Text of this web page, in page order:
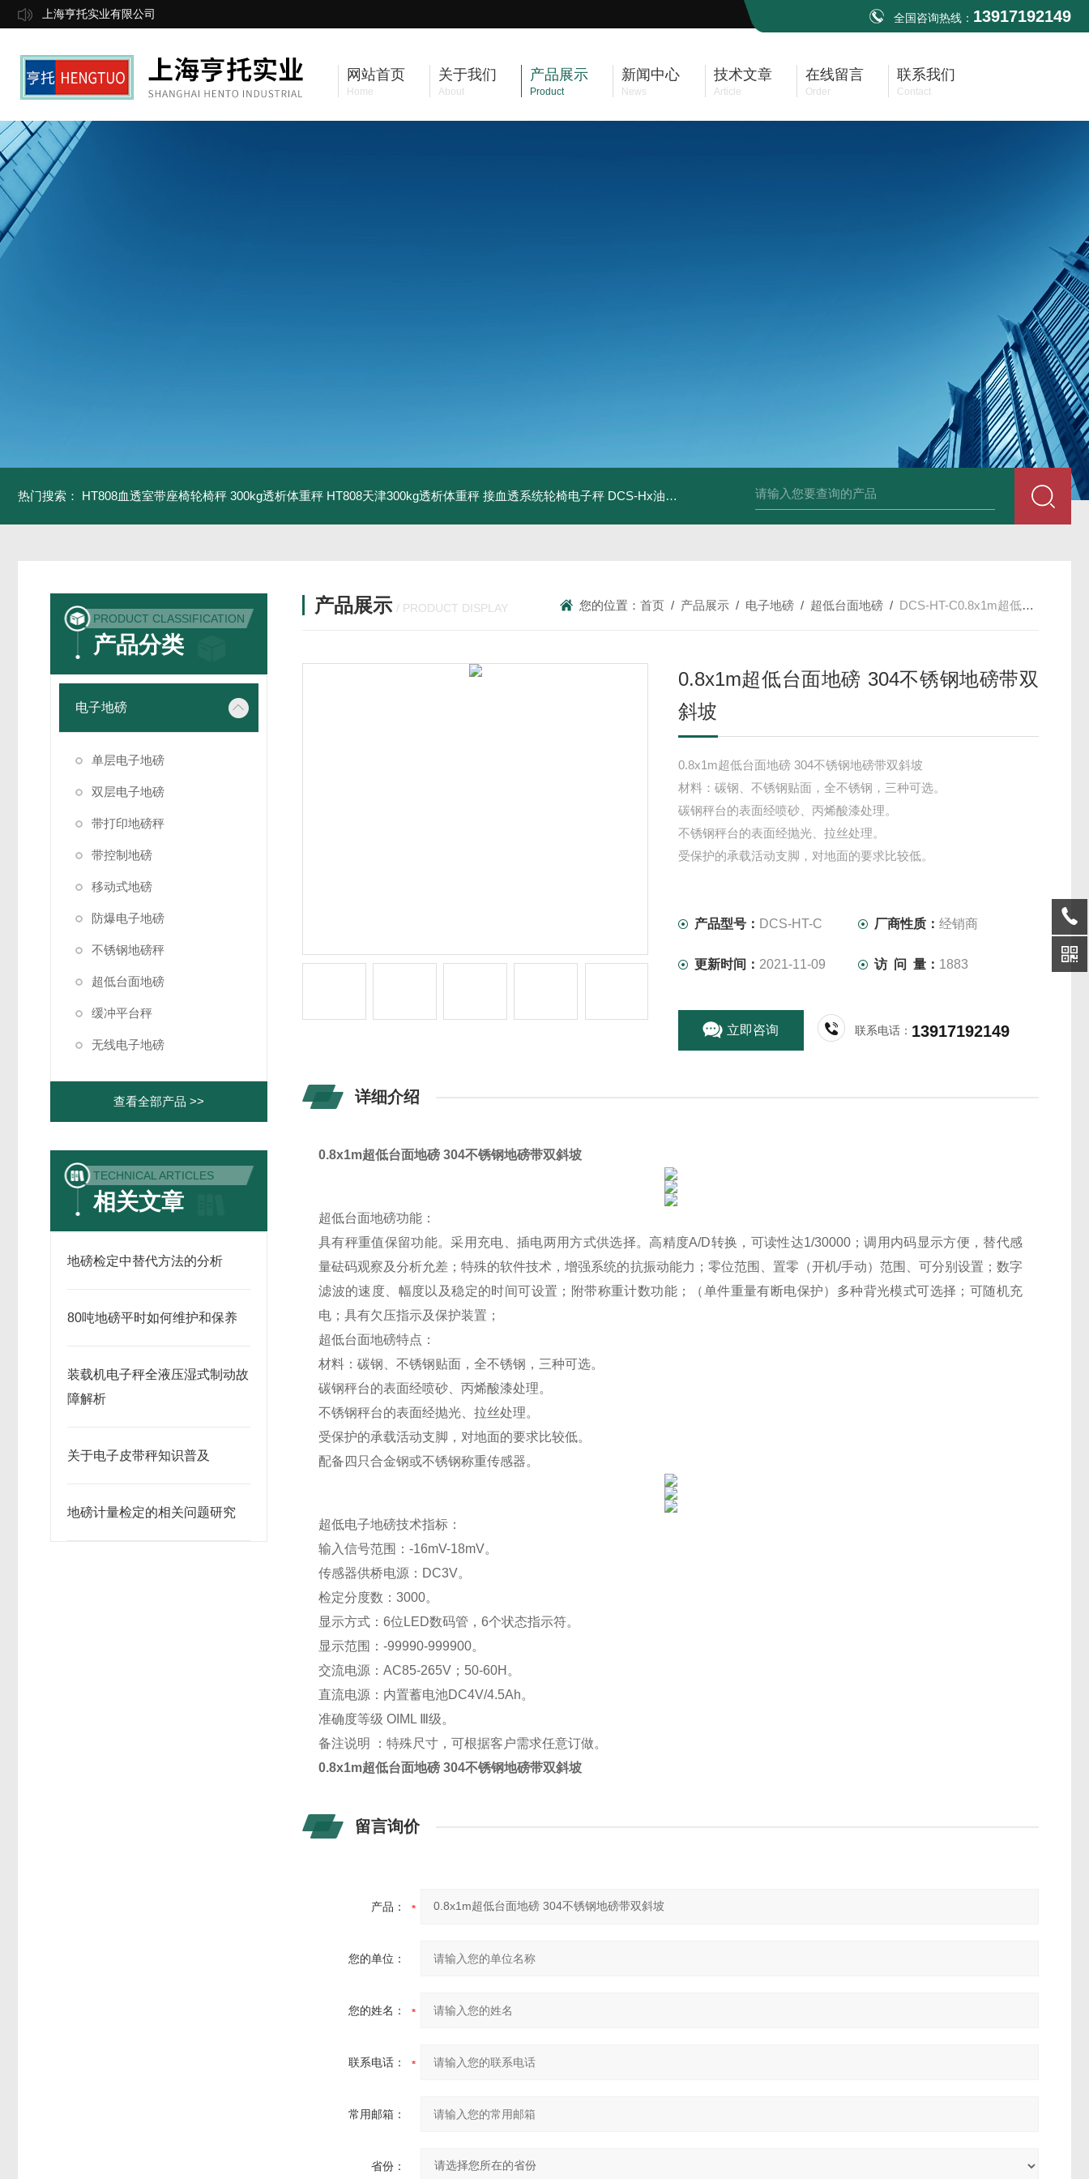
上海亨托实业有限公司 全国咨询热线： 13917192149
网站首页
Home
关于我们
About
产品展示
Product
新闻中心
News
技术文章
Article
在线留言
Order
联系我们
Contact
热门搜索： HT808血透室带座椅轮椅秤 300kg透析体重秤 HT808天津300kg透析体重秤 接血透系统轮椅电子秤 DCS-Hx油桶搬运车电子秤 上海350kg防爆倒桶称 HT808300kg带座椅轮椅秤 血透室轮椅
PRODUCT CLASSIFICATION
产品分类
电子地磅
单层电子地磅
双层电子地磅
带打印地磅秤
带控制地磅
移动式地磅
防爆电子地磅
不锈钢地磅秤
超低台面地磅
缓冲平台秤
无线电子地磅
查看全部产品 >>
TECHNICAL ARTICLES
相关文章
地磅检定中替代方法的分析
80吨地磅平时如何维护和保养
装载机电子秤全液压湿式制动故
障解析
关于电子皮带秤知识普及
地磅计量检定的相关问题研究
产品展示 / PRODUCT DISPLAY 您的位置：首页 / 产品展示 / 电子地磅 / 超低台面地磅 / DCS-HT-C0.8x1m超低台面地磅 304不锈钢地磅带双斜坡
0.8x1m超低台面地磅 304不锈钢地磅带双
斜坡
0.8x1m超低台面地磅 304不锈钢地磅带双斜坡
材料：碳钢、不锈钢贴面，全不锈钢，三种可选。
碳钢秤台的表面经喷砂、丙烯酸漆处理。
不锈钢秤台的表面经抛光、拉丝处理。
受保护的承载活动支脚，对地面的要求比较低。
产品型号： DCS-HT-C 厂商性质：经销商
更新时间： 2021-11-09 访 问 量： 1883
立即咨询 联系电话： 13917192149
详细介绍
0.8x1m超低台面地磅 304不锈钢地磅带双斜坡
超低台面地磅功能：
具有秤重值保留功能。采用充电、插电两用方式供选择。高精度A/D转换，可读性达1/30000；调用内码显示方便，替代感
量砝码观察及分析允差；特殊的软件技术，增强系统的抗振动能力；零位范围、置零（开机/手动）范围、可分别设置；数字
滤波的速度、幅度以及稳定的时间可设置；附带称重计数功能；（单件重量有断电保护）多种背光模式可选择；可随机充
电；具有欠压指示及保护装置；
超低台面地磅特点：
材料：碳钢、不锈钢贴面，全不锈钢，三种可选。
碳钢秤台的表面经喷砂、丙烯酸漆处理。
不锈钢秤台的表面经抛光、拉丝处理。
受保护的承载活动支脚，对地面的要求比较低。
配备四只合金钢或不锈钢称重传感器。
超低电子地磅技术指标：
输入信号范围：-16mV-18mV。
传感器供桥电源：DC3V。
检定分度数：3000。
显示方式：6位LED数码管，6个状态指示符。
显示范围：-99990-999900。
交流电源：AC85-265V；50-60H。
直流电源：内置蓄电池DC4V/4.5Ah。
准确度等级 OIML Ⅲ级。
备注说明 ：特殊尺寸，可根据客户需求任意订做。
0.8x1m超低台面地磅 304不锈钢地磅带双斜坡
留言询价
产品：
您的单位：
您的姓名：
联系电话：
常用邮箱：
省份：